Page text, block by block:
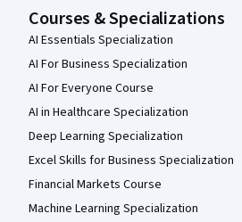
Courses & Specializations
AI Essentials Specialization
AI For Business Specialization
AI For Everyone Course
AI in Healthcare Specialization
Deep Learning Specialization
Excel Skills for Business Specialization
Financial Markets Course
Machine Learning Specialization